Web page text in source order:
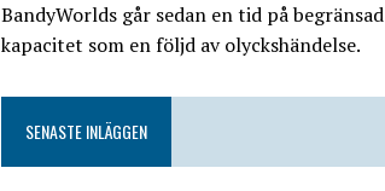
BandyWorlds går sedan en tid på begränsad
kapacitet som en följd av olyckshändelse.
SENASTE INLÄGGEN